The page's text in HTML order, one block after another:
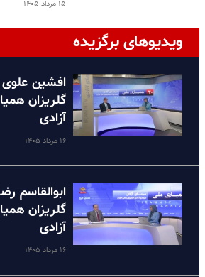
۱۵ مرداد ۱۴۰۵
ویدیوهای برگزیده
افشین
گلریزان
آزادی
۱۶ مرداد ۱۴۰۵
ابوالقاسم
گلریزان
آزادی
۱۶ مرداد ۱۴۰۵